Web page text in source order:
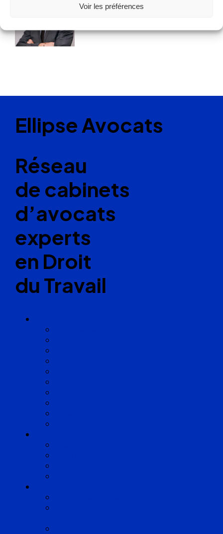
Voir les préférences
Ellipse Avocats
Réseau
de cabinets
d’avocats
experts
en Droit
du Travail